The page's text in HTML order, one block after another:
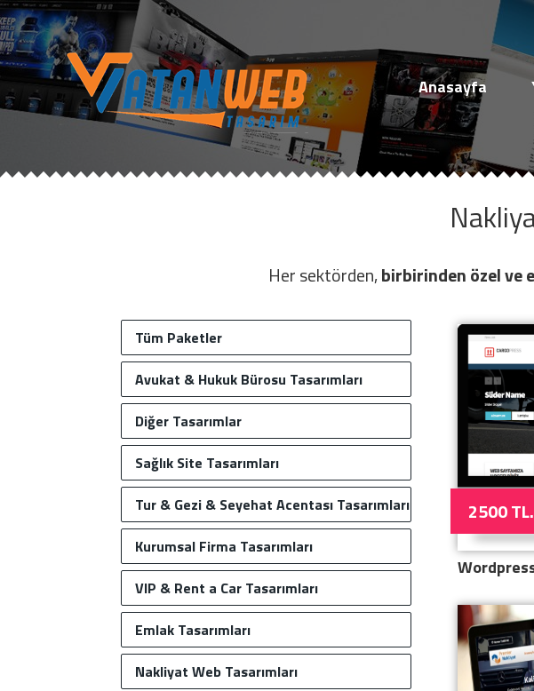
Anasayfa
Her sektörden,birbirinden özel ve
Tüm Paketler
Avukat & Hukuk Bürosu Tasarımları
Diğer Tasarımlar
Sağlık Site Tasarımları
Tur & Gezi & Seyehat Acentası Tasarımları
Kurumsal Firma Tasarımları
VIP & Rent a Car Tasarımları
Emlak Tasarımları
Nakliyat Web Tasarımları
2500 TL.
Beni Hatırla